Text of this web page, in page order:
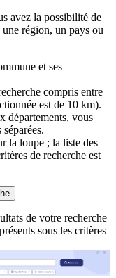
avez la possibilité de
région, un pays ou
et ses
compris entre
est de 10 km).
départements, vous
la loupe ; la liste des
de recherche est
de votre recherche
sous les critères